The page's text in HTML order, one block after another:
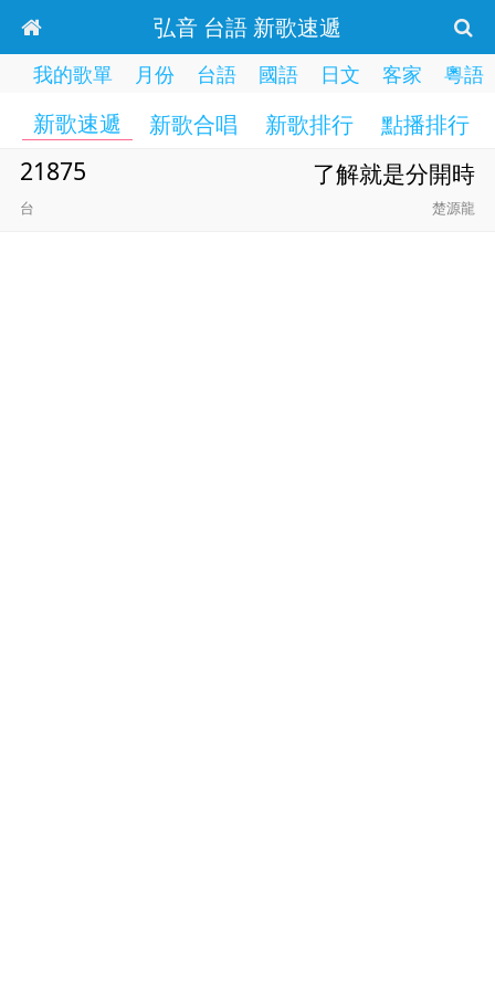
弘音 台語 新歌速遞
我的歌單 月份 台語 國語 日文 客家 粵語
新歌速遞 新歌合唱 新歌排行 點播排行
21875 了解就是分開時
台 楚源龍